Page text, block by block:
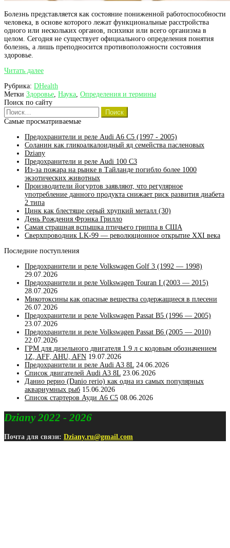
Болезнь представляется как состояние пониженной работоспособности
человека, в основе которого лежат функциональные расстройства
одного или нескольких органов, психики или всего организма в
целом. Сегодня не существует официального определения понятия
болезнь, а лишь преподносится противоположности состояния
здоровье.
Читать далееБолезнь
одно
из
состояний
Рубрика: DHealth
Метки Здоровье, Наука, Определения и термины
Поиск по сайту
Найти:
Самые просматриваемые
Предохранители и реле Audi A6 C5 (1997 - 2005)
Соланин как гликоалкалоидный яд семейства пасленовых
Dziany
Предохранители и реле Audi 100 C3
Из-за пожара на рынке в Тайланде погибло более 1000
экзотических животных
Производители йогуртов заявляют, что регулярное
употребление данного продукта снижает риск развития диабета
2 типа
Цинк как блестяще серый хрупкий металл (30)
День Рождения Фрэнка Грилло
Самая страшная вспышка птичьего гриппа в США
Сверхпроводник LK-99 — революционное открытие XXI века
Последние поступления
Предохранители и реле Volkswagen Golf 3 (1992 — 1998)
29.07.2026
Предохранители и реле Volkswagen Touran I (2003 — 2015)
28.07.2026
Микотоксины как опасные вещества содержащиеся в плесени
26.07.2026
Предохранители и реле Volkswagen Passat B5 (1996 — 2005)
23.07.2026
Предохранители и реле Volkswagen Passat B6 (2005 — 2010)
22.07.2026
ГРМ для дизельного двигателя 1.9 л с кодовым обозначением
1Z, AFF, AHU, AFN 19.07.2026
Предохранители и реле Audi A3 8L 24.06.2026
Список двигателей Audi A3 8L 23.06.2026
Данио рерио (Danio rerio) как одна из самых популярных
аквариумных рыб 15.06.2026
Список стартеров Ауди А6 С5 08.06.2026
Dziany 2022 - 2026
Почта для связи: Dziany.ru@gmail.com